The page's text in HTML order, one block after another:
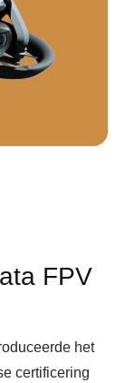
FPV
het
certificering